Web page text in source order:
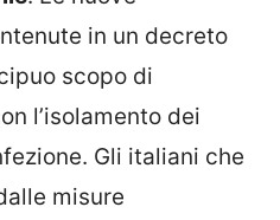
in un decreto
scopo di
l’isolamento dei
Gli italiani che
misure